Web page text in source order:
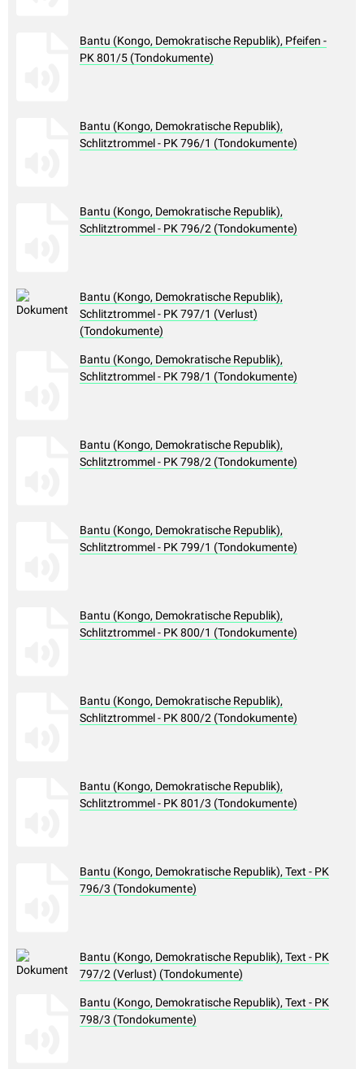
Bantu (Kongo, Demokratische Republik), Pfeifen -
PK 801/5 (Tondokumente)
Bantu (Kongo, Demokratische Republik),
Schlitztrommel - PK 796/1 (Tondokumente)
Bantu (Kongo, Demokratische Republik),
Schlitztrommel - PK 796/2 (Tondokumente)
Bantu (Kongo, Demokratische Republik),
Schlitztrommel - PK 797/1 (Verlust)
(Tondokumente)
Bantu (Kongo, Demokratische Republik),
Schlitztrommel - PK 798/1 (Tondokumente)
Bantu (Kongo, Demokratische Republik),
Schlitztrommel - PK 798/2 (Tondokumente)
Bantu (Kongo, Demokratische Republik),
Schlitztrommel - PK 799/1 (Tondokumente)
Bantu (Kongo, Demokratische Republik),
Schlitztrommel - PK 800/1 (Tondokumente)
Bantu (Kongo, Demokratische Republik),
Schlitztrommel - PK 800/2 (Tondokumente)
Bantu (Kongo, Demokratische Republik),
Schlitztrommel - PK 801/3 (Tondokumente)
Bantu (Kongo, Demokratische Republik), Text - PK
796/3 (Tondokumente)
Bantu (Kongo, Demokratische Republik), Text - PK
797/2 (Verlust) (Tondokumente)
Bantu (Kongo, Demokratische Republik), Text - PK
798/3 (Tondokumente)